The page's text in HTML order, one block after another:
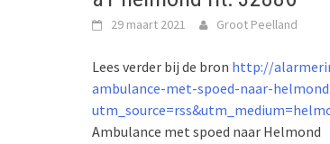
29 maart 2021 Groot Peelland
Lees verder bij de bron http://
ambulance-met-spoed-naar-
Ambulance met spoed naar Helmond